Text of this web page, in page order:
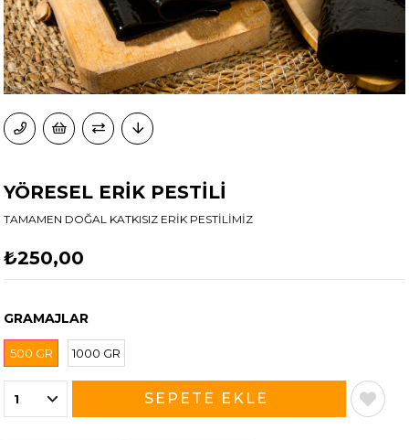
YÖRESEL ERİK PESTİLİ
TAMAMEN DOĞAL KATKISIZ ERİK PESTİLİMİZ
₺250,00
GRAMAJLAR
500 GR 1000 GR